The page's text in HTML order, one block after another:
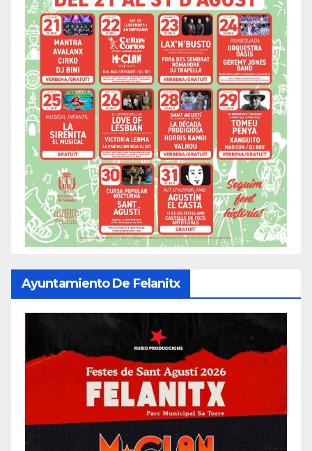
Ayuntamiento De Felanitx